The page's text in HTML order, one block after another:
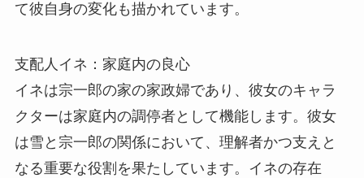
て彼自身の変化も描かれています。
支配人イネ：家庭内の良心
イネは宗一郎の家の家政婦であり、彼女のキャラ
クターは家庭内の調停者として機能します。彼女
は雪と宗一郎の関係において、理解者かつ支えと
なる重要な役割を果たしています。イネの存在